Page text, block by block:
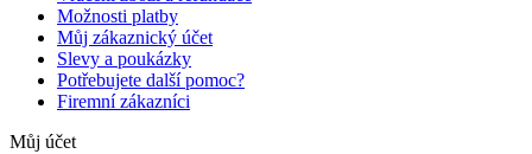
Možnosti platby
Můj zákaznický účet
Slevy a poukázky
Potřebujete další pomoc?
Firemní zákazníci
Můj účet